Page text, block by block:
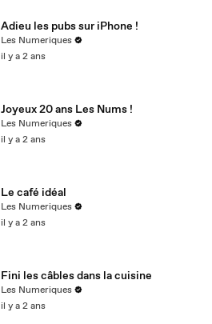
Adieu les pubs sur iPhone !
Les Numeriques
il y a 2 ans
Joyeux 20 ans Les Nums !
Les Numeriques
il y a 2 ans
Le café idéal
Les Numeriques
il y a 2 ans
Fini les câbles dans la cuisine
Les Numeriques
il y a 2 ans